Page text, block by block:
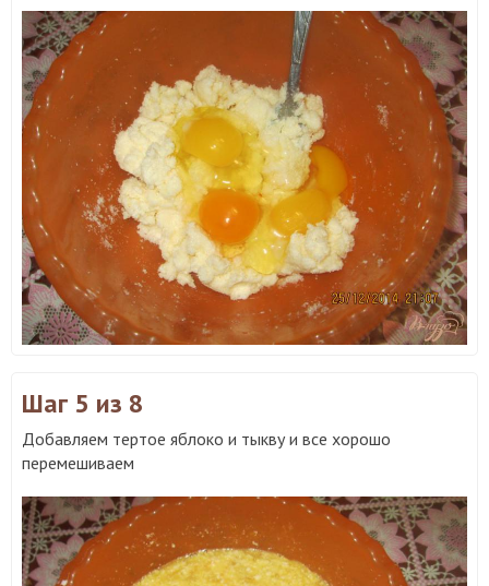
Шаг 5 из 8
Добавляем тертое яблоко и тыкву и все хорошо
перемешиваем